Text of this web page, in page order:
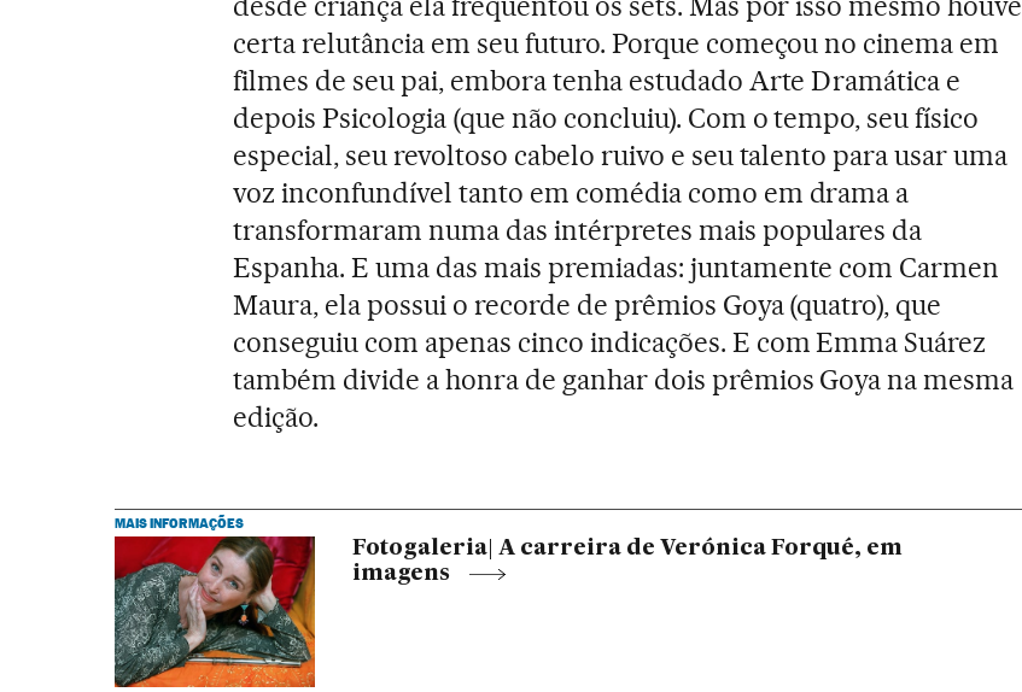
certa relutância em seu futuro. Porque começou no cinema em
filmes de seu pai, embora tenha estudado Arte Dramática e
depois Psicologia (que não concluiu). Com o tempo, seu físico
especial, seu revoltoso cabelo ruivo e seu talento para usar uma
voz inconfundível tanto em comédia como em drama a
transformaram numa das intérpretes mais populares da
Espanha. E uma das mais premiadas: juntamente com Carmen
Maura, ela possui o recorde de prêmios Goya (quatro), que
conseguiu com apenas cinco indicações. E com Emma Suárez
também divide a honra de ganhar dois prêmios Goya na mesma
edição.
MAIS INFORMAÇÕES
Fotogaleria| A carreira de Verónica Forqué, em
imagens